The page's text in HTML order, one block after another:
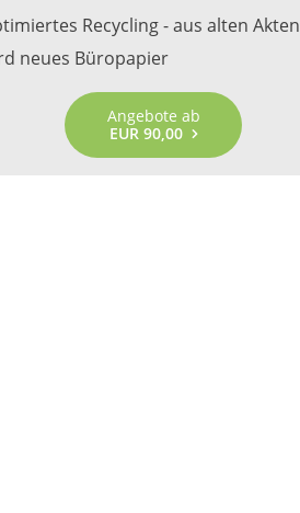
Recycling - aus alten Akten
neues Büropapier
Angebote ab
EUR 90,00